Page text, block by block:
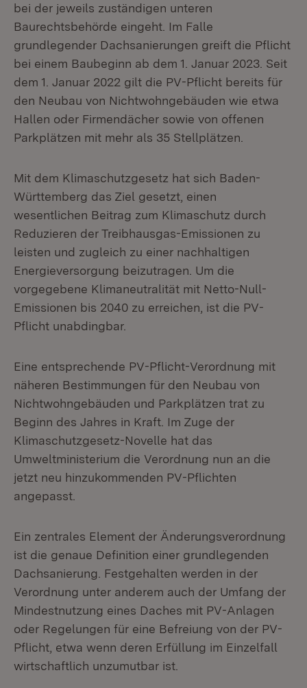
bei der jeweils zuständigen unteren
Baurechtsbehörde eingeht. Im Falle
grundlegender Dachsanierungen greift die Pflicht
bei einem Baubeginn ab dem 1. Januar 2023. Seit
dem 1. Januar 2022 gilt die PV-Pflicht bereits für
den Neubau von Nichtwohngebäuden wie etwa
Hallen oder Firmendächer sowie von offenen
Parkplätzen mit mehr als 35 Stellplätzen.
Mit dem Klimaschutzgesetz hat sich Baden-
Württemberg das Ziel gesetzt, einen
wesentlichen Beitrag zum Klimaschutz durch
Reduzieren der Treibhausgas-Emissionen zu
leisten und zugleich zu einer nachhaltigen
Energieversorgung beizutragen. Um die
vorgegebene Klimaneutralität mit Netto-Null-
Emissionen bis 2040 zu erreichen, ist die PV-
Pflicht unabdingbar.
Eine entsprechende PV-Pflicht-Verordnung mit
näheren Bestimmungen für den Neubau von
Nichtwohngebäuden und Parkplätzen trat zu
Beginn des Jahres in Kraft. Im Zuge der
Klimaschutzgesetz-Novelle hat das
Umweltministerium die Verordnung nun an die
jetzt neu hinzukommenden PV-Pflichten
angepasst.
Ein zentrales Element der Änderungsverordnung
ist die genaue Definition einer grundlegenden
Dachsanierung. Festgehalten werden in der
Verordnung unter anderem auch der Umfang der
Mindestnutzung eines Daches mit PV-Anlagen
oder Regelungen für eine Befreiung von der PV-
Pflicht, etwa wenn deren Erfüllung im Einzelfall
wirtschaftlich unzumutbar ist.